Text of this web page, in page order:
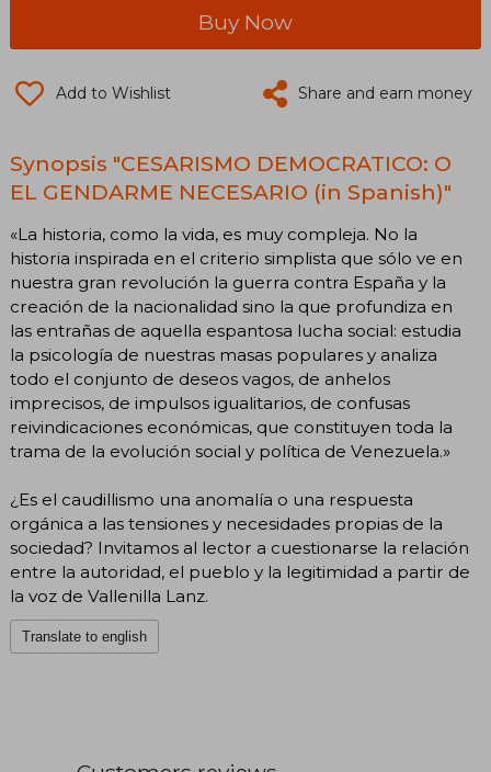
Buy Now
Add to Wishlist Share and earn money
Synopsis "CESARISMO DEMOCRATICO: O
EL GENDARME NECESARIO (in Spanish)"
«La historia, como la vida, es muy compleja. No la
historia inspirada en el criterio simplista que sólo ve en
nuestra gran revolución la guerra contra España y la
creación de la nacionalidad sino la que profundiza en
las entrañas de aquella espantosa lucha social: estudia
la psicología de nuestras masas populares y analiza
todo el conjunto de deseos vagos, de anhelos
imprecisos, de impulsos igualitarios, de confusas
reivindicaciones económicas, que constituyen toda la
trama de la evolución social y política de Venezuela.»
¿Es el caudillismo una anomalía o una respuesta
orgánica a las tensiones y necesidades propias de la
sociedad? Invitamos al lector a cuestionarse la relación
entre la autoridad, el pueblo y la legitimidad a partir de
la voz de Vallenilla Lanz.
Translate to english